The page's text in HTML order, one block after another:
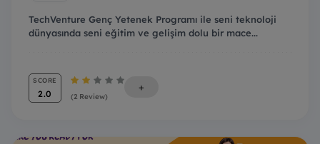
TechVenture Genç Yetenek Programı ile seni teknoloji
dünyasında seni eğitim ve gelişim dolu bir mace...
SCORE
2.0 (2 Review)
+